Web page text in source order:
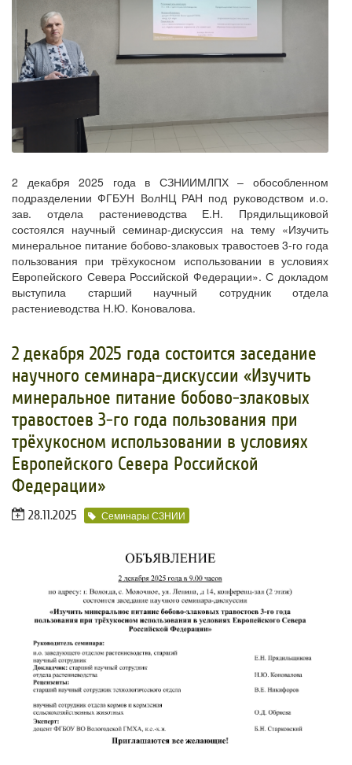
2 декабря 2025 года в СЗНИИМЛПХ – обособленном
подразделении ФГБУН ВолНЦ РАН под руководством и.о.
зав. отдела растениеводства Е.Н. Прядильщиковой
состоялся научный семинар-дискуссия на тему «Изучить
минеральное питание бобово-злаковых травостоев 3-го года
пользования при трёхукосном использовании в условиях
Европейского Севера Российской Федерации». С докладом
выступила старший научный сотрудник отдела
растениеводства Н.Ю. Коновалова.
​2 декабря 2025 года состоится заседание
научного семинара-дискуссии «Изучить
минеральное питание бобово-злаковых
травостоев 3-го года пользования при
трёхукосном использовании в условиях
Европейского Севера Российской
Федерации»
28.11.2025 Семинары СЗНИИ